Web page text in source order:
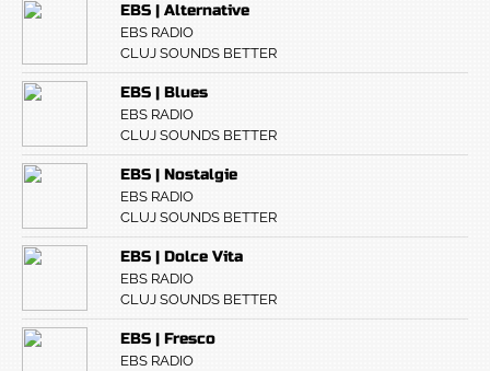
EBS | Alternative
EBS RADIO
CLUJ SOUNDS BETTER
EBS | Blues
EBS RADIO
CLUJ SOUNDS BETTER
EBS | Nostalgie
EBS RADIO
CLUJ SOUNDS BETTER
EBS | Dolce Vita
EBS RADIO
CLUJ SOUNDS BETTER
EBS | Fresco
EBS RADIO